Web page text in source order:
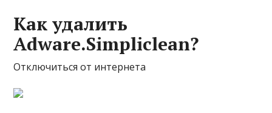
Как удалить
Adware.Simpliclean?
Отключиться от интернета